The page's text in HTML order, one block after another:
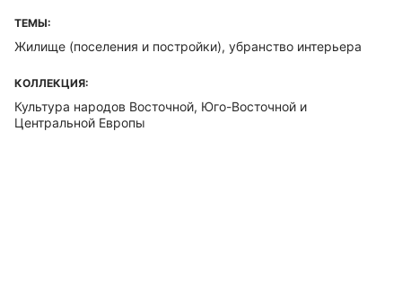
ТЕМЫ:
Жилище (поселения и постройки), убранство интерьера
КОЛЛЕКЦИЯ:
Культура народов Восточной, Юго-Восточной и
Центральной Европы